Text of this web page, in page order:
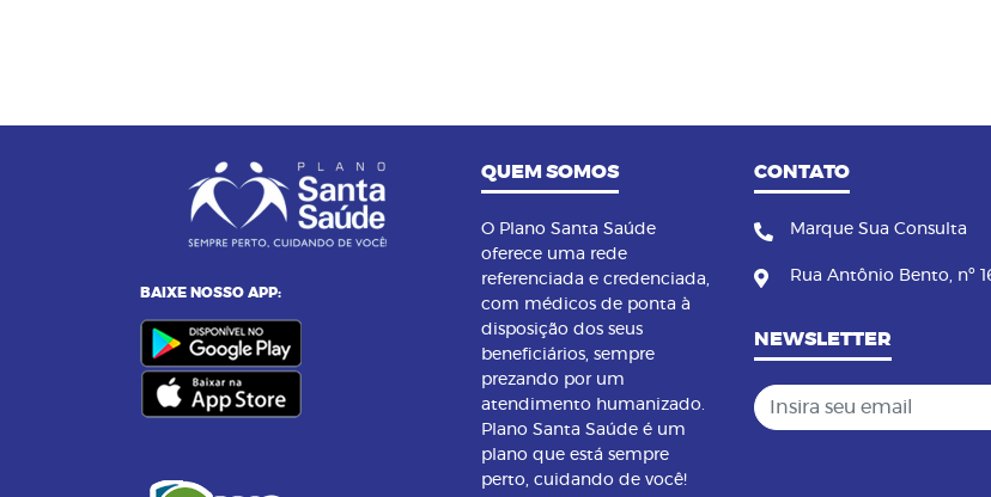
BAIXE NOSSO APP:
QUEM SOMOS
O Plano Santa Saúde
oferece uma rede
referenciada e credenciada,
com médicos de ponta à
disposição dos seus
beneficiários, sempre
prezando por um
atendimento humanizado.
Plano Santa Saúde é um
plano que está sempre
perto, cuidando de você!
CONTATO
Marque Sua Consulta
Rua Antônio Bento, nº
NEWSLETTER
Insira seu email